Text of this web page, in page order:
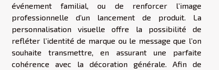
événement familial, ou de renforcer l’image
professionnelle d’un lancement de produit. La
personnalisation visuelle offre la possibilité de
refléter l’identité de marque ou le message que l’on
souhaite transmettre, en assurant une parfaite
cohérence avec la décoration générale. Afin de